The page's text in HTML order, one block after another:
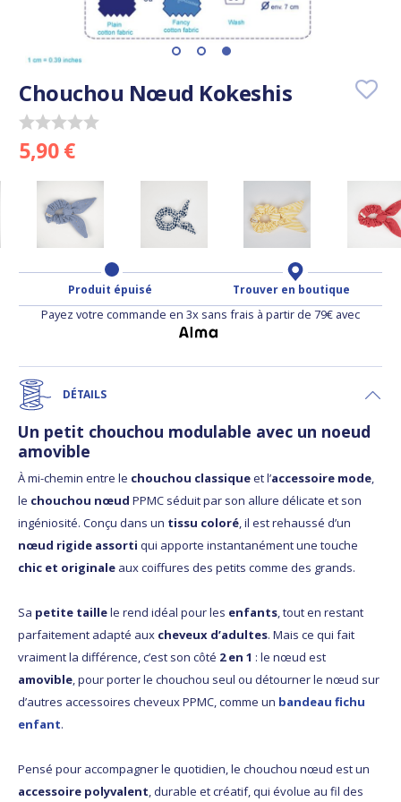
Chouchou Nœud Kokeshis
5,90 €
Produit épuisé Trouver en boutique
Payez votre commande en 3x sans frais à partir de 79€ avec
DÉTAILS
Un petit chouchou modulable avec un noeud
amovible
À mi-chemin entre le chouchou classiqueet l’accessoire mode,
le chouchou nœud PPMC séduit par son allure délicate et son
ingéniosité. Conçu dans un tissu coloré, il est rehaussé d’un
nœud rigide assorti qui apporte instantanément une touche
chic et originale aux coiffures des petits comme des grands.
Sa petite taillele rend idéal pour les enfants, tout en restant
parfaitement adapté aux cheveux d’adultes. Mais ce qui fait
vraiment la différence, c’est son côté 2 en 1 : le nœud est
amovible, pour porter le chouchou seul ou détourner le nœud sur
d’autres accessoires cheveux PPMC, comme un bandeau fichu
enfant.
Pensé pour accompagner le quotidien, le chouchou nœud est un
accessoire polyvalent, durable et créatif, qui évolue au fil des